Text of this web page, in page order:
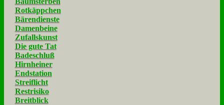
Rotkäppchen
Bärendienste
Damenbeine
Zufallskunst
Die gute Tat
Badeschluß
Hirnheiner
Endstation
Streiflicht
Restrisiko
Breitblick